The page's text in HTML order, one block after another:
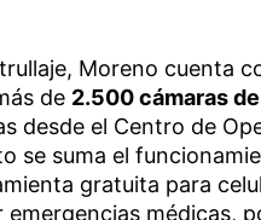
Moreno cuenta
de 2.500 cámaras
desde el Centro de
se suma el
gratuita para
médicas,